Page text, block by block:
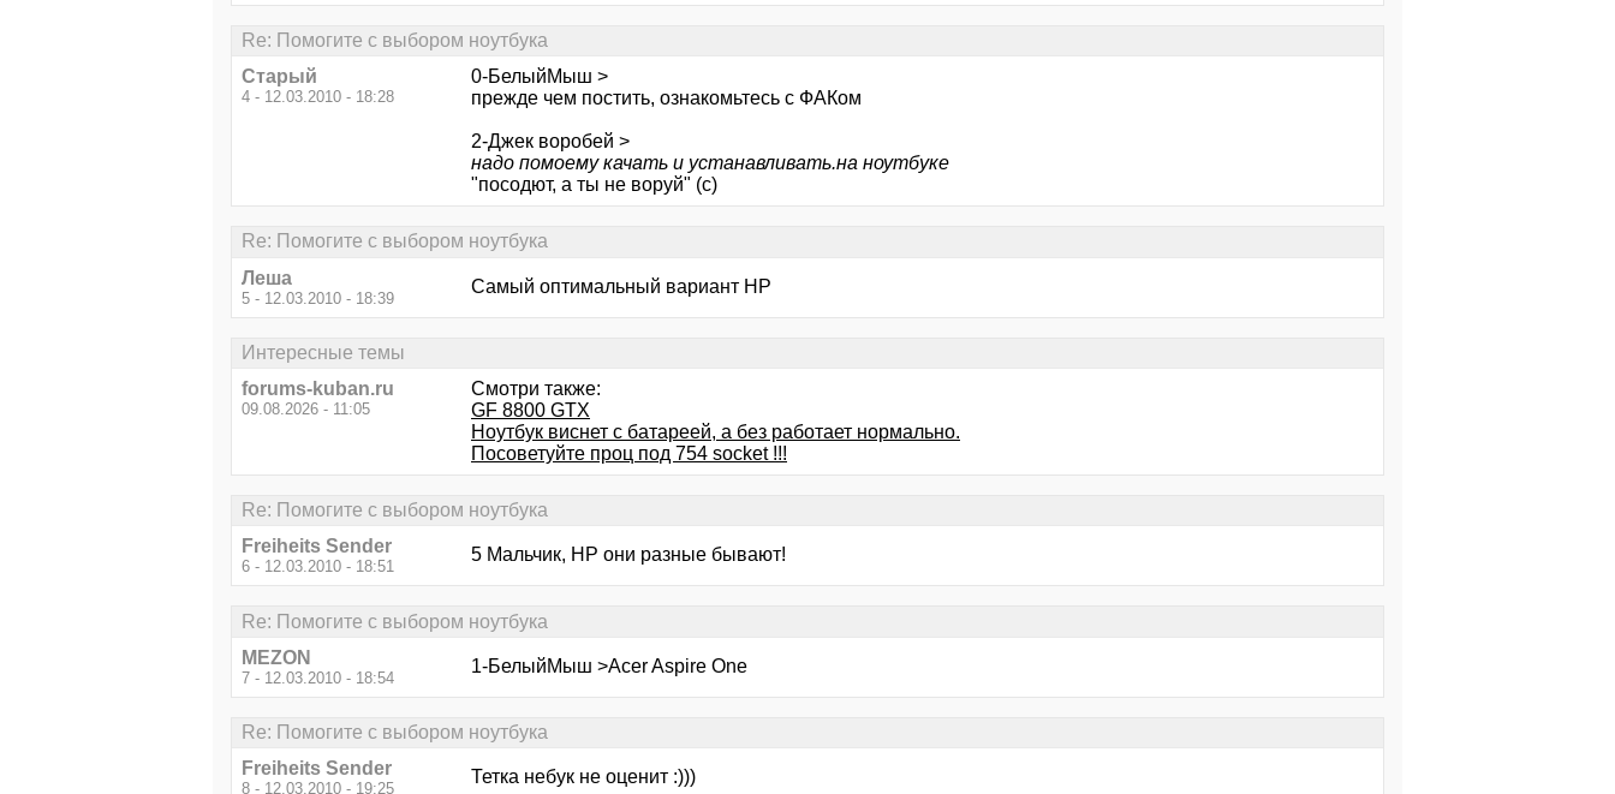
Re: Помогите с выбором ноутбука
Старый
4 - 12.03.2010 - 18:28
0-БелыйМыш >
прежде чем постить, ознакомьтесь с ФАКом
2-Джек воробей >
надо помоему качать и устанавливать.на ноутбуке
"посодют, а ты не воруй" (с)
Re: Помогите с выбором ноутбука
Леша
5 - 12.03.2010 - 18:39
Самый оптимальный вариант НР
Интересные темы
forums-kuban.ru
09.08.2026 - 11:05
Смотри также:
GF 8800 GTX
Ноутбук виснет с батареей, а без работает нормально.
Посоветуйте проц под 754 socket !!!
Re: Помогите с выбором ноутбука
Freiheits Sender
6 - 12.03.2010 - 18:51
5 Мальчик, HP они разные бывают!
Re: Помогите с выбором ноутбука
MEZON
7 - 12.03.2010 - 18:54
1-БелыйМыш >Acer Aspire One
Re: Помогите с выбором ноутбука
Freiheits Sender
8 - 12.03.2010 - 19:25
Тетка небук не оценит :)))